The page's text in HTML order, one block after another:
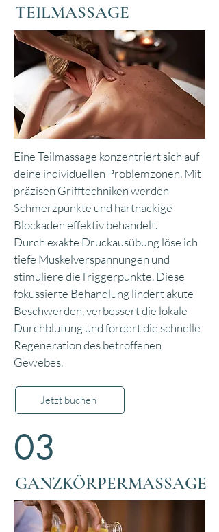
TEILMASSAGE
Eine Teilmassage konzentriert sich auf
deine individuellen Problemzonen. Mit
präzisen Grifftechniken werden
Schmerzpunkte und hartnäckige
Blockaden effektiv behandelt.
Durch exakte Druckausübung löse ich
tiefe Muskelverspannungen und
stimuliere dieTriggerpunkte. Diese
fokussierte Behandlung lindert akute
Beschwerden, verbessert die lokale
Durchblutung und fördert die schnelle
Regeneration des betroffenen
Gewebes.
Jetzt buchen
03
GANZKÖRPERMASSAGE